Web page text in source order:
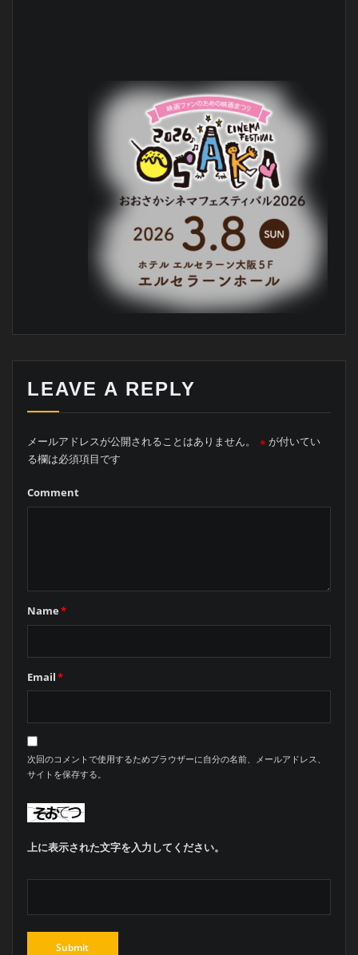
LEAVE A REPLY
メールアドレスが公開されることはありません。 ※ が付いてい
る欄は必須項目です
Comment
Name*
Email*
次回のコメントで使用するためブラウザーに自分の名前、メールアドレス、
サイトを保存する。
上に表示された文字を入力してください。